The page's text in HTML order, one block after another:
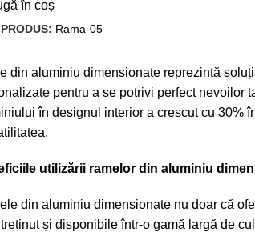
în coș
Rama-05
din aluminiu dimensionate reprezintă
pentru a se potrivi perfect nevoilor
în designul interior a crescut cu 30%
utilizării ramelor din aluminiu
din aluminiu dimensionate nu doar că
și disponibile într-o gamă largă de